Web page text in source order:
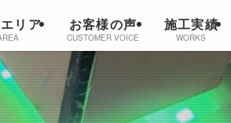
リア お客様の声
CUSTOMER VOICE
施工実績
WORKS